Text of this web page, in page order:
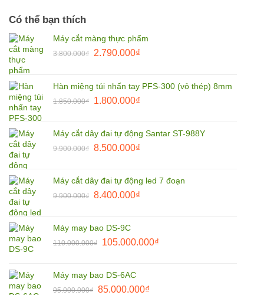
Có thể bạn thích
Máy cắt màng thực phẩm
3.800.000₫
Giá
3.800.000₫.
2.790.000₫Giá
là:
2.790.000₫.
Hàn miệng túi nhấn tay PFS-300 (vỏ thép) 8mm
1.850.000₫
Giá
1.850.000₫.
1.800.000₫Giá
là:
1.800.000₫.
Máy cắt dây đai tự động Santar ST-988Y
9.900.000₫ Giá
9.900.000₫.
8.500.000₫Giá
là:
8.500.000₫.
Máy cắt dây đai tự động led 7 đoạn
9.900.000₫ Giá
9.900.000₫.
8.400.000₫Giá
8.400.000₫.
Máy may bao DS-9C
110.000.000₫
Giá
110.000.000₫.
105.000.000₫Giá
Máy may bao DS-6AC
95.000.000₫ Giá
85.000.000₫Giá